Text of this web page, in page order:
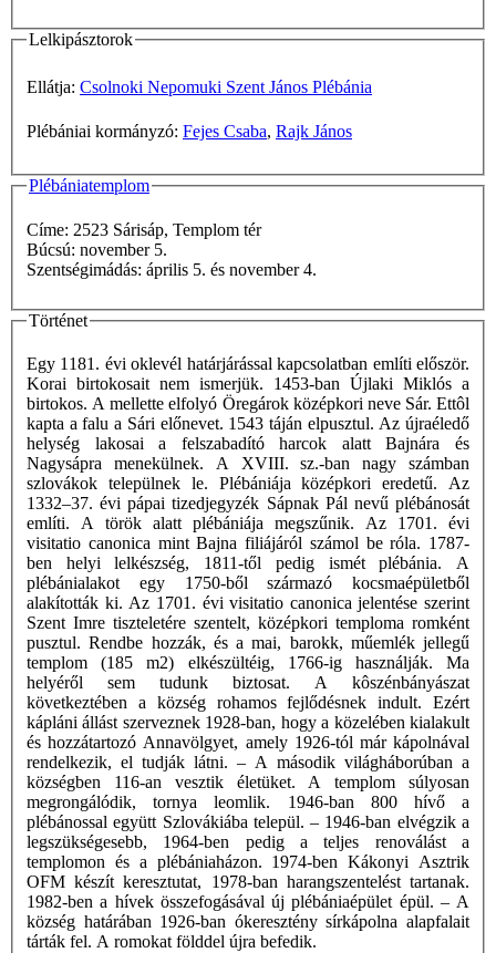
Lelkipásztorok
Ellátja: Csolnoki Nepomuki Szent János Plébánia
Plébániai kormányzó: Fejes Csaba, Rajk János
Plébániatemplom
Címe: 2523 Sárisáp, Templom tér
Búcsú: november 5.
Szentségimádás: április 5. és november 4.
Történet
Egy 1181. évi oklevél határjárással kapcsolatban említi először.
Korai birtokosait nem ismerjük. 1453-ban Újlaki Miklós a
birtokos. A mellette elfolyó Öregárok középkori neve Sár. Ettôl
kapta a falu a Sári előnevet. 1543 táján elpusztul. Az újraéledő
helység lakosai a felszabadító harcok alatt Bajnára és
Nagysápra menekülnek. A XVIII. sz.-ban nagy számban
szlovákok települnek le. Plébániája középkori eredetű. Az
1332–37. évi pápai tizedjegyzék Sápnak Pál nevű plébánosát
említi. A török alatt plébániája megszűnik. Az 1701. évi
visitatio canonica mint Bajna filiájáról számol be róla. 1787-
ben helyi lelkészség, 1811-től pedig ismét plébánia. A
plébánialakot egy 1750-ből származó kocsmaépületből
alakították ki. Az 1701. évi visitatio canonica jelentése szerint
Szent Imre tiszteletére szentelt, középkori temploma romként
pusztul. Rendbe hozzák, és a mai, barokk, műemlék jellegű
templom (185 m2) elkészültéig, 1766-ig használják. Ma
helyéről sem tudunk biztosat. A kôszénbányászat
következtében a község rohamos fejlődésnek indult. Ezért
kápláni állást szerveznek 1928-ban, hogy a közelében kialakult
és hozzátartozó Annavölgyet, amely 1926-tól már kápolnával
rendelkezik, el tudják látni. – A második világháborúban a
községben 116-an vesztik életüket. A templom súlyosan
megrongálódik, tornya leomlik. 1946-ban 800 hívő a
plébánossal együtt Szlovákiába települ. – 1946-ban elvégzik a
legszükségesebb, 1964-ben pedig a teljes renoválást a
templomon és a plébániaházon. 1974-ben Kákonyi Asztrik
OFM készít keresztutat, 1978-ban harangszentelést tartanak.
1982-ben a hívek összefogásával új plébániaépület épül. – A
község határában 1926-ban ókeresztény sírkápolna alapfalait
tárták fel. A romokat földdel újra befedik.